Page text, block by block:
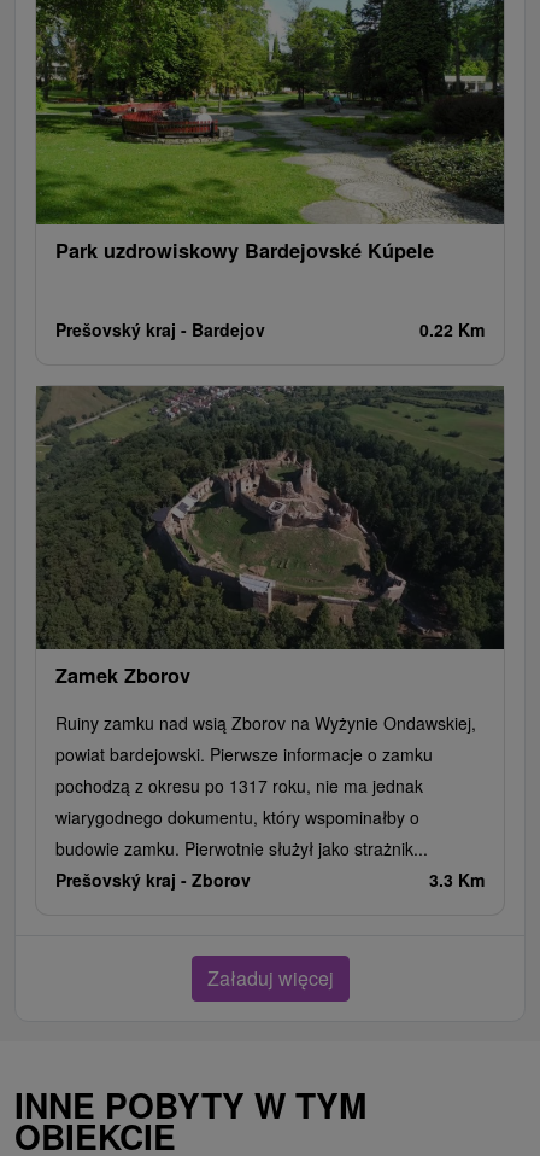
Park uzdrowiskowy Bardejovské Kúpele
Prešovský kraj - Bardejov 0.22 Km
Zamek Zborov
Ruiny zamku nad wsią Zborov na Wyżynie Ondawskiej,
powiat bardejowski. Pierwsze informacje o zamku
pochodzą z okresu po 1317 roku, nie ma jednak
wiarygodnego dokumentu, który wspominałby o
budowie zamku. Pierwotnie służył jako strażnik...
Prešovský kraj - Zborov 3.3 Km
Załaduj więcej
INNE POBYTY W TYM
OBIEKCIE